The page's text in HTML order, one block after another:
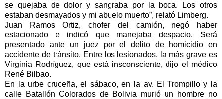
se quejaba de dolor y sangraba por la boca. Los otros
estaban desmayados y mi abuelo muerto”, relató Limberg.
Juan Ramos Ortiz, chofer del camión, negó haber
estacionado e indicó que manejaba despacio. Será
presentado ante un juez por el delito de homicidio en
accidente de tránsito. Entre los lesionados, la más grave es
Virginia Rodríguez, que está insconsciente, dijo el médico
René Bilbao.
En la urbe cruceña, el sábado, en la av. El Trompillo y la
calle Batallón Colorados de Bolivia murió un hombre no